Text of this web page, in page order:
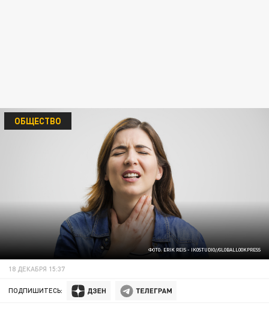
ФОТО: ERIK REIS - IKOSTUDIO//GLOBALLOOKPRESS
ОБЩЕСТВО
18 ДЕКАБРЯ 15:37
ПОДПИШИТЕСЬ: